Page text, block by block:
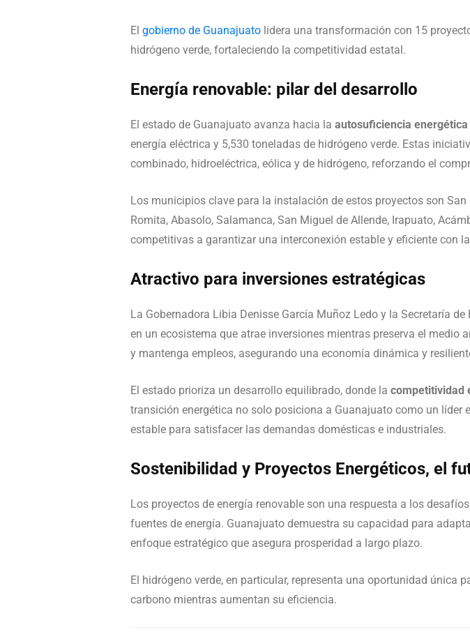
El gobierno de Guanajuato lidera una transformación con 15
hidrógeno verde, fortaleciendo la competitividad estatal.
Energía renovable: pilar del desarrollo
El estado de Guanajuato avanza hacia la autosuficiencia energética
energía eléctrica y 5,530 toneladas de hidrógeno verde. Estas
combinado, hidroeléctrica, eólica y de hidrógeno, reforzando el
Los municipios clave para la instalación de estos proyectos son
Romita, Abasolo, Salamanca, San Miguel de Allende, Irapuato,
competitivas a garantizar una interconexión estable y eficiente con
Atractivo para inversiones estratégicas
La Gobernadora Libia Denisse García Muñoz Ledo y la Secretaría
en un ecosistema que atrae inversiones mientras preserva el
y mantenga empleos, asegurando una economía dinámica y
El estado prioriza un desarrollo equilibrado, donde la competitividad
transición energética no solo posiciona a Guanajuato como un
estable para satisfacer las demandas domésticas e industriales.
Sostenibilidad y Proyectos Energéticos, el
Los proyectos de energía renovable son una respuesta a los
fuentes de energía. Guanajuato demuestra su capacidad para
enfoque estratégico que asegura prosperidad a largo plazo.
El hidrógeno verde, en particular, representa una oportunidad única
carbono mientras aumentan su eficiencia.